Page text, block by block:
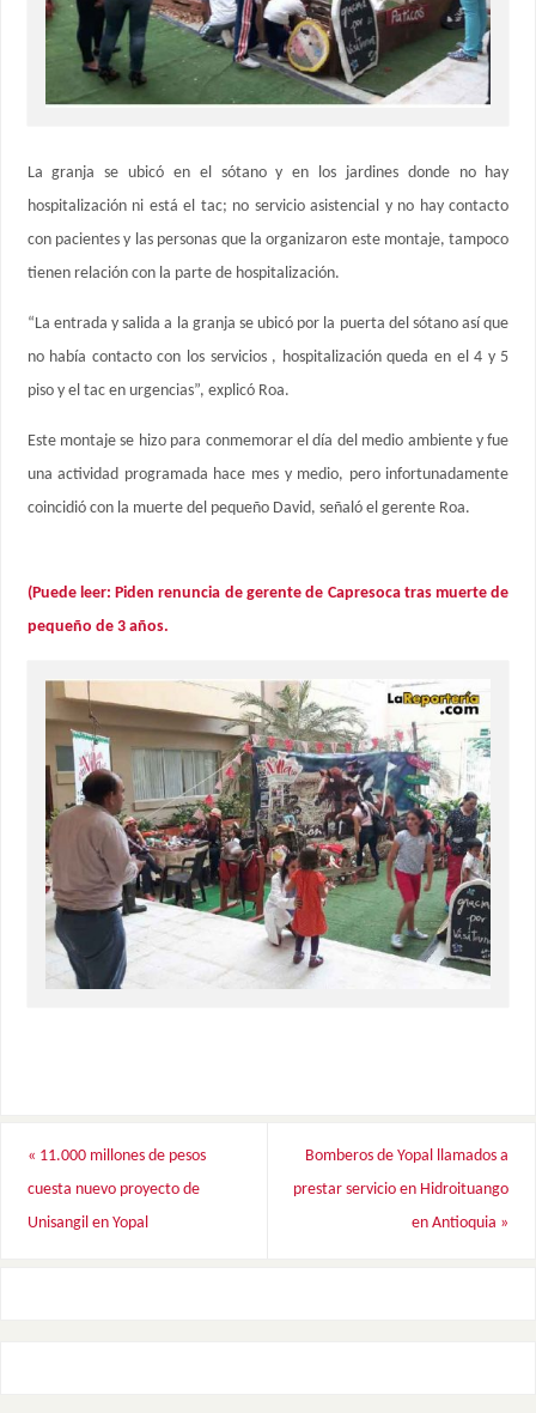
La granja se ubicó en el sótano y en los jardines donde no hay
hospitalización ni está el tac; no servicio asistencial y no hay contacto
con pacientes y las personas que la organizaron este montaje, tampoco
tienen relación con la parte de hospitalización.
“La entrada y salida a la granja se ubicó por la puerta del sótano así que
no había contacto con los servicios , hospitalización queda en el 4 y 5
piso y el tac en urgencias”, explicó Roa.
Este montaje se hizo para conmemorar el día del medio ambiente y fue
una actividad programada hace mes y medio, pero infortunadamente
coincidió con la muerte del pequeño David, señaló el gerente Roa.
(Puede leer: Piden renuncia de gerente de Capresoca tras muerte de
pequeño de 3 años.
« 11.000 millones de pesos
cuesta nuevo proyecto de
Unisangil en Yopal
Bomberos de Yopal llamados a
prestar servicio en Hidroituango
en Antioquia »